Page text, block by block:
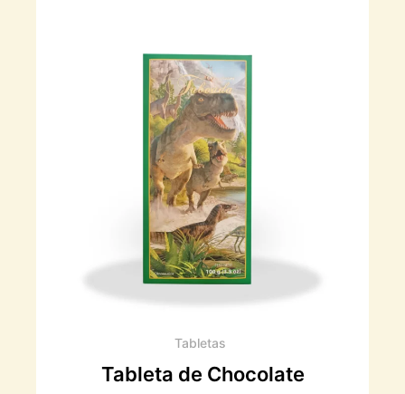
Tabletas
Tableta de Chocolate